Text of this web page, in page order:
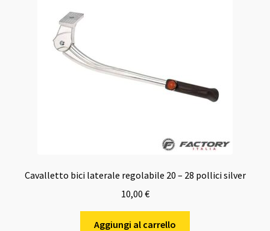
Cavalletto bici laterale regolabile 20 – 28 pollici silver
10,00 €
Aggiungi al carrello